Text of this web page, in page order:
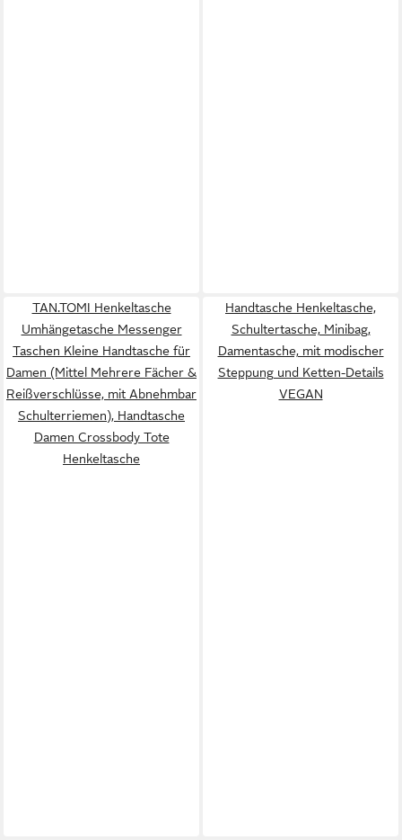
TAN.TOMI Henkeltasche
Umhängetasche Messenger
Taschen Kleine Handtasche für
Damen (Mittel Mehrere Fächer &
Reißverschlüsse, mit Abnehmbar
Schulterriemen), Handtasche
Damen Crossbody Tote
Henkeltasche
Handtasche Henkeltasche,
Schultertasche, Minibag,
Damentasche, mit modischer
Steppung und Ketten-Details
VEGAN